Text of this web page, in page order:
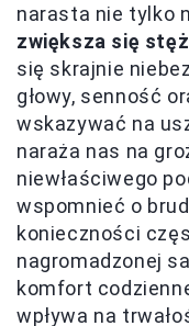
narasta nie tylko
zwiększa się
się skrajnie
głowy, senność
wskazywać na
naraża nas na
niewłaściwego
wspomnieć o
konieczności
nagromadzonej
komfort
wpływa na